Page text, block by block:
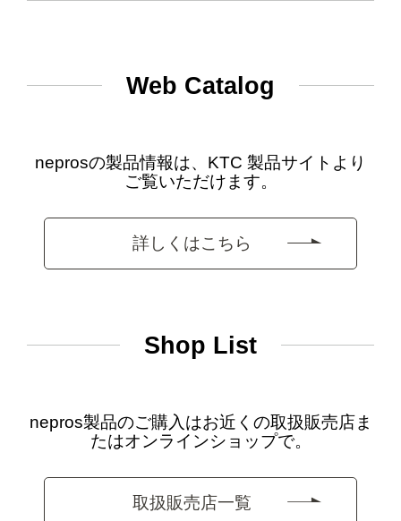
Web Catalog
neprosの製品情報は、KTC 製品サイトより
ご覧いただけます。
詳しくはこちら
Shop List
nepros製品のご購入はお近くの取扱販売店ま
たはオンラインショップで。
取扱販売店一覧